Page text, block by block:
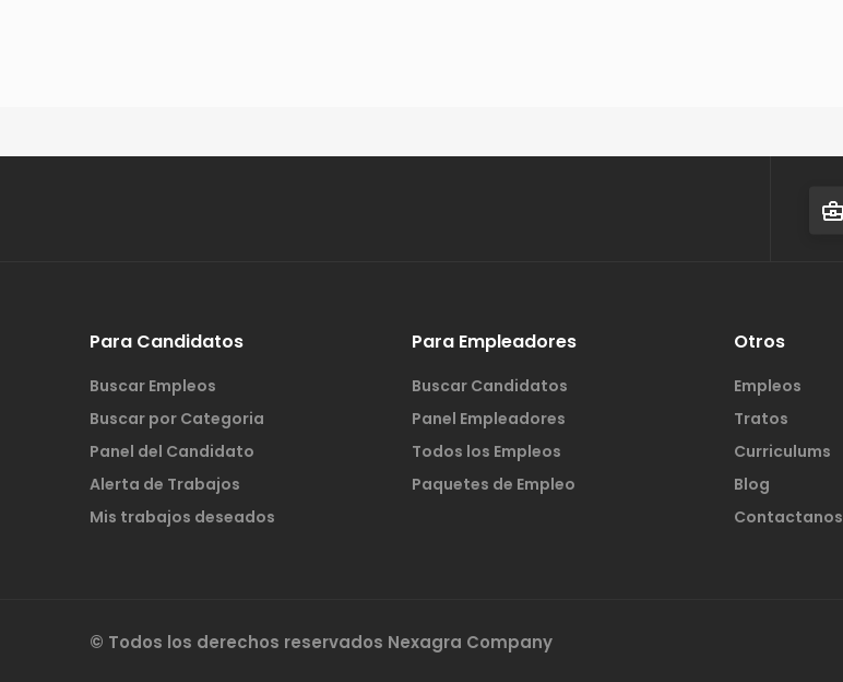
Para Candidatos
Buscar Empleos
Buscar por Categoria
Panel del Candidato
Alerta de Trabajos
Mis trabajos deseados
Para Empleadores
Buscar Candidatos
Panel Empleadores
Todos los Empleos
Paquetes de Empleo
Otros
Empleos
Tratos
Curriculums
Blog
Contactanos
© Todos los derechos reservados Nexagra Company